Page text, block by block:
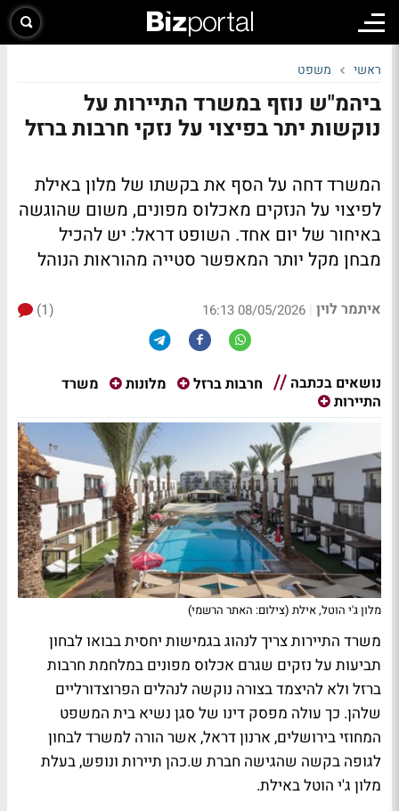
ראשי משפט
ביהמ"ש נוזף במשרד התיירות על
נוקשות יתר בפיצוי על נזקי חרבות ברזל
המשרד דחה על הסף את בקשתו של מלון באילת
לפיצוי על הנזקים מאכלוס מפונים, משום שהוגשה
באיחור של יום אחד. השופט דראל: יש להכיל
מבחן מקל יותר המאפשר סטייה מהוראות הנוהל
איתמר לוין |
08/05/2026 16:13
(1)
נושאים בכתבה חרבות ברזל מלונות
משרד
התיירות
מלון ג'י הוטל, אילת (צילום: האתר הרשמי)
משרד התיירות צריך לנהוג בגמישות יחסית בבואו לבחון
תביעות על נזקים שגרם אכלוס מפונים במלחמת חרבות
ברזל ולא להיצמד בצורה נוקשה לנהלים הפרוצדורליים
שלהן. כך עולה מפסק דינו של סגן נשיא בית המשפט
המחוזי בירושלים, ארנון דראל, אשר הורה למשרד לבחון
לגופה בקשה שהגישה חברת ש.כהן תיירות ונופש, בעלת
מלון ג'י הוטל באילת.